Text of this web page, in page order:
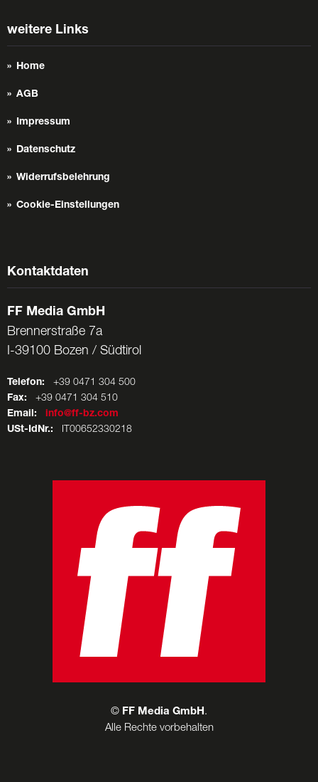
weitere Links
Home
AGB
Impressum
Datenschutz
Widerrufsbelehrung
Cookie-Einstellungen
Kontaktdaten
FF Media GmbH
Brennerstraße 7a
I-39100 Bozen / Südtirol
Telefon: +39 0471 304 500
Fax: +39 0471 304 510
Email:
info@ff-bz.com
USt-IdNr.: IT00652330218
© FF Media GmbH .
Alle Rechte vorbehalten